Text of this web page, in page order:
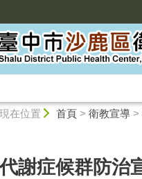
現在位置 首頁> 衛教宣導>
代謝症候群防治